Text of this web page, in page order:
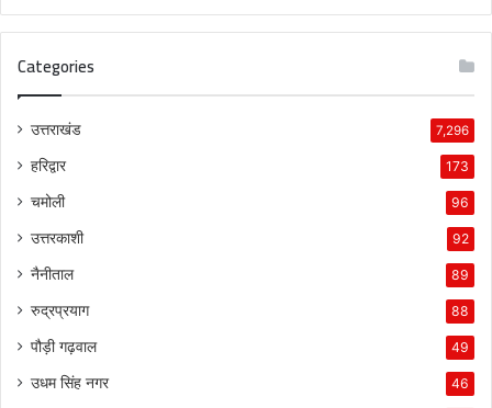
Categories
उत्तराखंड 7,296
हरिद्वार 173
चमोली 96
उत्तरकाशी 92
नैनीताल 89
रुद्रप्रयाग 88
पौड़ी गढ़वाल 49
उधम सिंह नगर 46